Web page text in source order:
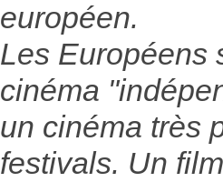
européen.
Les Européens
cinéma
un cinéma très
festivals. Un